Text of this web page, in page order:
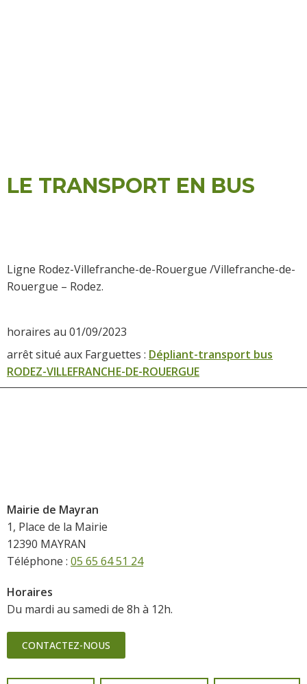
LE TRANSPORT EN BUS
Ligne Rodez-Villefranche-de-Rouergue /Villefranche-de-
Rouergue – Rodez.
horaires au 01/09/2023
arrêt situé aux Farguettes : Dépliant-transport bus
RODEZ-VILLEFRANCHE-DE-ROUERGUE
Mairie de Mayran
1, Place de la Mairie
12390 MAYRAN
Téléphone : 05 65 64 51 24
Horaires
Du mardi au samedi de 8h à 12h.
CONTACTEZ-NOUS